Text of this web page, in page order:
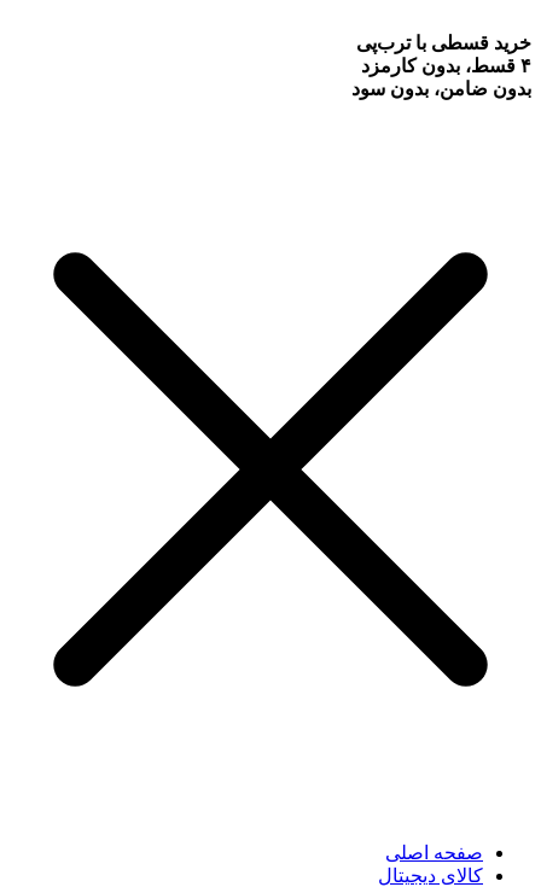
خرید قسطی با ترب‌پی
۴ قسط، بدون کارمزد
بدون ضامن، بدون سود
صفحه اصلی
کالای دیجیتال